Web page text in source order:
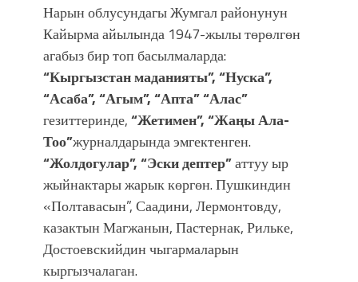
Нарын облусундагы Жумгал районунун
Кайырма айылында 1947-жылы төрөлгөн
агабыз бир топ басылмаларда:
“Кыргызстан маданияты”, “Нуска”,
“Асаба”, “Агым”, “Апта” “Алас”
гезиттеринде,“Жетимен”, “Жаңы Ала-
Тоо”журналдарында эмгектенген.
“Жолдогулар”, “Эски дептер”аттуу ыр
жыйнактары жарык көргөн. Пушкиндин
«Полтавасын”, Саадини, Лермонтовду,
казактын Магжанын, Пастернак, Рильке,
Достоевскийдин чыгармаларын
кыргызчалаган.